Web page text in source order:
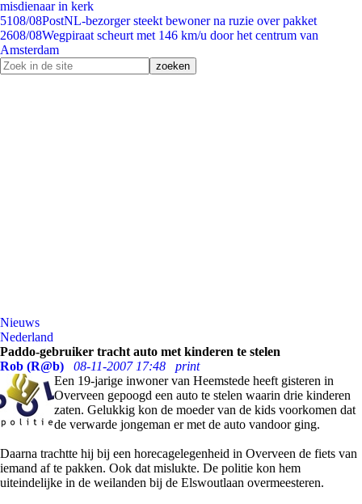
misdienaar in kerk
5108/08PostNL-bezorger steekt bewoner na ruzie over pakket
2608/08Wegpiraat scheurt met 146 km/u door het centrum van
Amsterdam
Nieuws
Nederland
Paddo-gebruiker tracht auto met kinderen te stelen
Rob (R@b)
08-11-2007 17:48
print
Een 19-jarige inwoner van Heemstede heeft gisteren in
Overveen gepoogd een auto te stelen waarin drie kinderen
zaten. Gelukkig kon de moeder van de kids voorkomen dat
de verwarde jongeman er met de auto vandoor ging.
Daarna trachtte hij bij een horecagelegenheid in Overveen de fiets van
iemand af te pakken. Ook dat mislukte. De politie kon hem
uiteindelijke in de weilanden bij de Elswoutlaan overmeesteren.